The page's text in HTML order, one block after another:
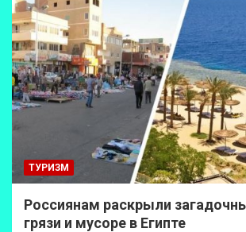
ТУРИЗМ
Россиянам раскрыли
грязи и мусоре в Египте